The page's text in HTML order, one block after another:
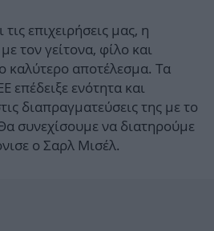
τις επιχειρήσεις μας, η
τον γείτονα, φίλο και
καλύτερο αποτέλεσμα. Τα
επέδειξε ενότητα και
διαπραγματεύσεις της με το
συνεχίσουμε να διατηρούμε
ο Σαρλ Μισέλ.